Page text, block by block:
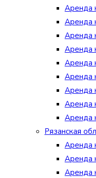
Аренда
Аренда
Аренда
Аренда
Аренда
Аренда
Аренда
Аренда
Аренда
Рязанская
Аренда
Аренда
Аренда